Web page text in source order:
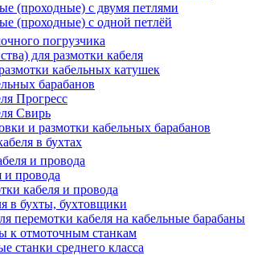
(проходные) с двумя петлями
(проходные) с одной петлёй
погрузчика
для размотки кабеля
кабельных катушек
барабанов
Прогресс
Свирь
и размотки кабельных барабанов
в бухтах
и провода
и провода
кабеля и провода
в бухты, бухтовщики
перемотки кабеля на кабельные барабаны
к отмоточным станкам
станки среднего класса